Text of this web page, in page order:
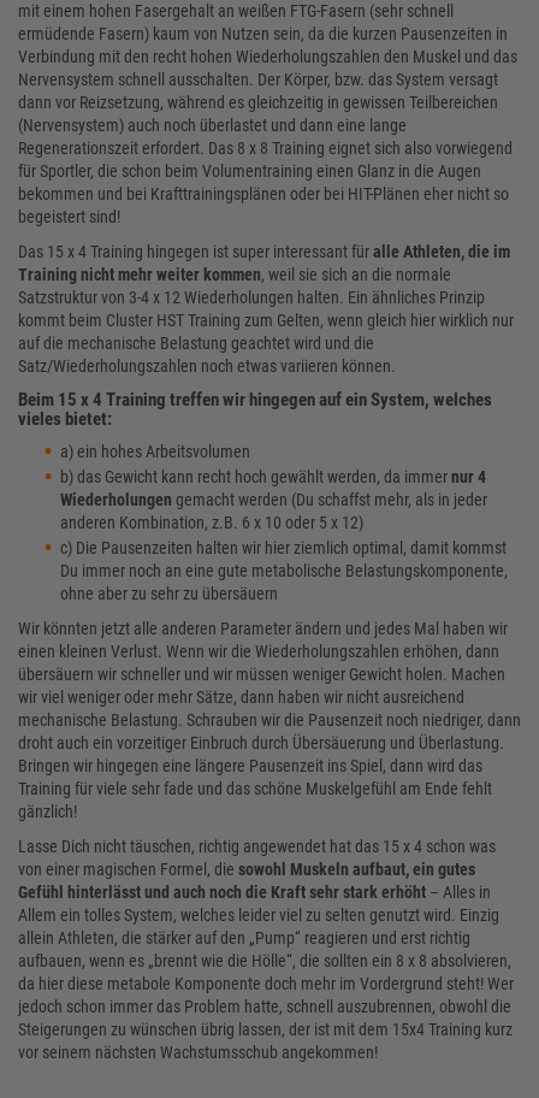
mit einem hohen Fasergehalt an weißen FTG-Fasern (sehr schnell
ermüdende Fasern) kaum von Nutzen sein, da die kurzen Pausenzeiten in
Verbindung mit den recht hohen Wiederholungszahlen den Muskel und das
Nervensystem schnell ausschalten. Der Körper, bzw. das System versagt
dann vor Reizsetzung, während es gleichzeitig in gewissen Teilbereichen
(Nervensystem) auch noch überlastet und dann eine lange
Regenerationszeit erfordert. Das 8 x 8 Training eignet sich also vorwiegend
für Sportler, die schon beim Volumentraining einen Glanz in die Augen
bekommen und bei Krafttrainingsplänen oder bei HIT-Plänen eher nicht so
begeistert sind!
Das 15 x 4 Training hingegen ist super interessant füralle Athleten, die im
Training nicht mehr weiter kommen, weil sie sich an die normale
Satzstruktur von 3-4 x 12 Wiederholungen halten. Ein ähnliches Prinzip
kommt beim Cluster HST Training zum Gelten, wenn gleich hier wirklich nur
auf die mechanische Belastung geachtet wird und die
Satz/Wiederholungszahlen noch etwas variieren können.
Beim 15 x 4 Training treffen wir hingegen auf ein System, welches
vieles bietet:
a) ein hohes Arbeitsvolumen
b) das Gewicht kann recht hoch gewählt werden, da immernur 4
Wiederholungen gemacht werden (Du schaffst mehr, als in jeder
anderen Kombination, z.B. 6 x 10 oder 5 x 12)
c) Die Pausenzeiten halten wir hier ziemlich optimal, damit kommst
Du immer noch an eine gute metabolische Belastungskomponente,
ohne aber zu sehr zu übersäuern
Wir könnten jetzt alle anderen Parameter ändern und jedes Mal haben wir
einen kleinen Verlust. Wenn wir die Wiederholungszahlen erhöhen, dann
übersäuern wir schneller und wir müssen weniger Gewicht holen. Machen
wir viel weniger oder mehr Sätze, dann haben wir nicht ausreichend
mechanische Belastung. Schrauben wir die Pausenzeit noch niedriger, dann
droht auch ein vorzeitiger Einbruch durch Übersäuerung und Überlastung.
Bringen wir hingegen eine längere Pausenzeit ins Spiel, dann wird das
Training für viele sehr fade und das schöne Muskelgefühl am Ende fehlt
gänzlich!
Lasse Dich nicht täuschen, richtig angewendet hat das 15 x 4 schon was
von einer magischen Formel, die sowohl Muskeln aufbaut, ein gutes
Gefühl hinterlässt und auch noch die Kraft sehr stark erhöht – Alles in
Allem ein tolles System, welches leider viel zu selten genutzt wird. Einzig
allein Athleten, die stärker auf den „Pump“ reagieren und erst richtig
aufbauen, wenn es „brennt wie die Hölle“, die sollten ein 8 x 8 absolvieren,
da hier diese metabole Komponente doch mehr im Vordergrund steht! Wer
jedoch schon immer das Problem hatte, schnell auszubrennen, obwohl die
Steigerungen zu wünschen übrig lassen, der ist mit dem 15x4 Training kurz
vor seinem nächsten Wachstumsschub angekommen!